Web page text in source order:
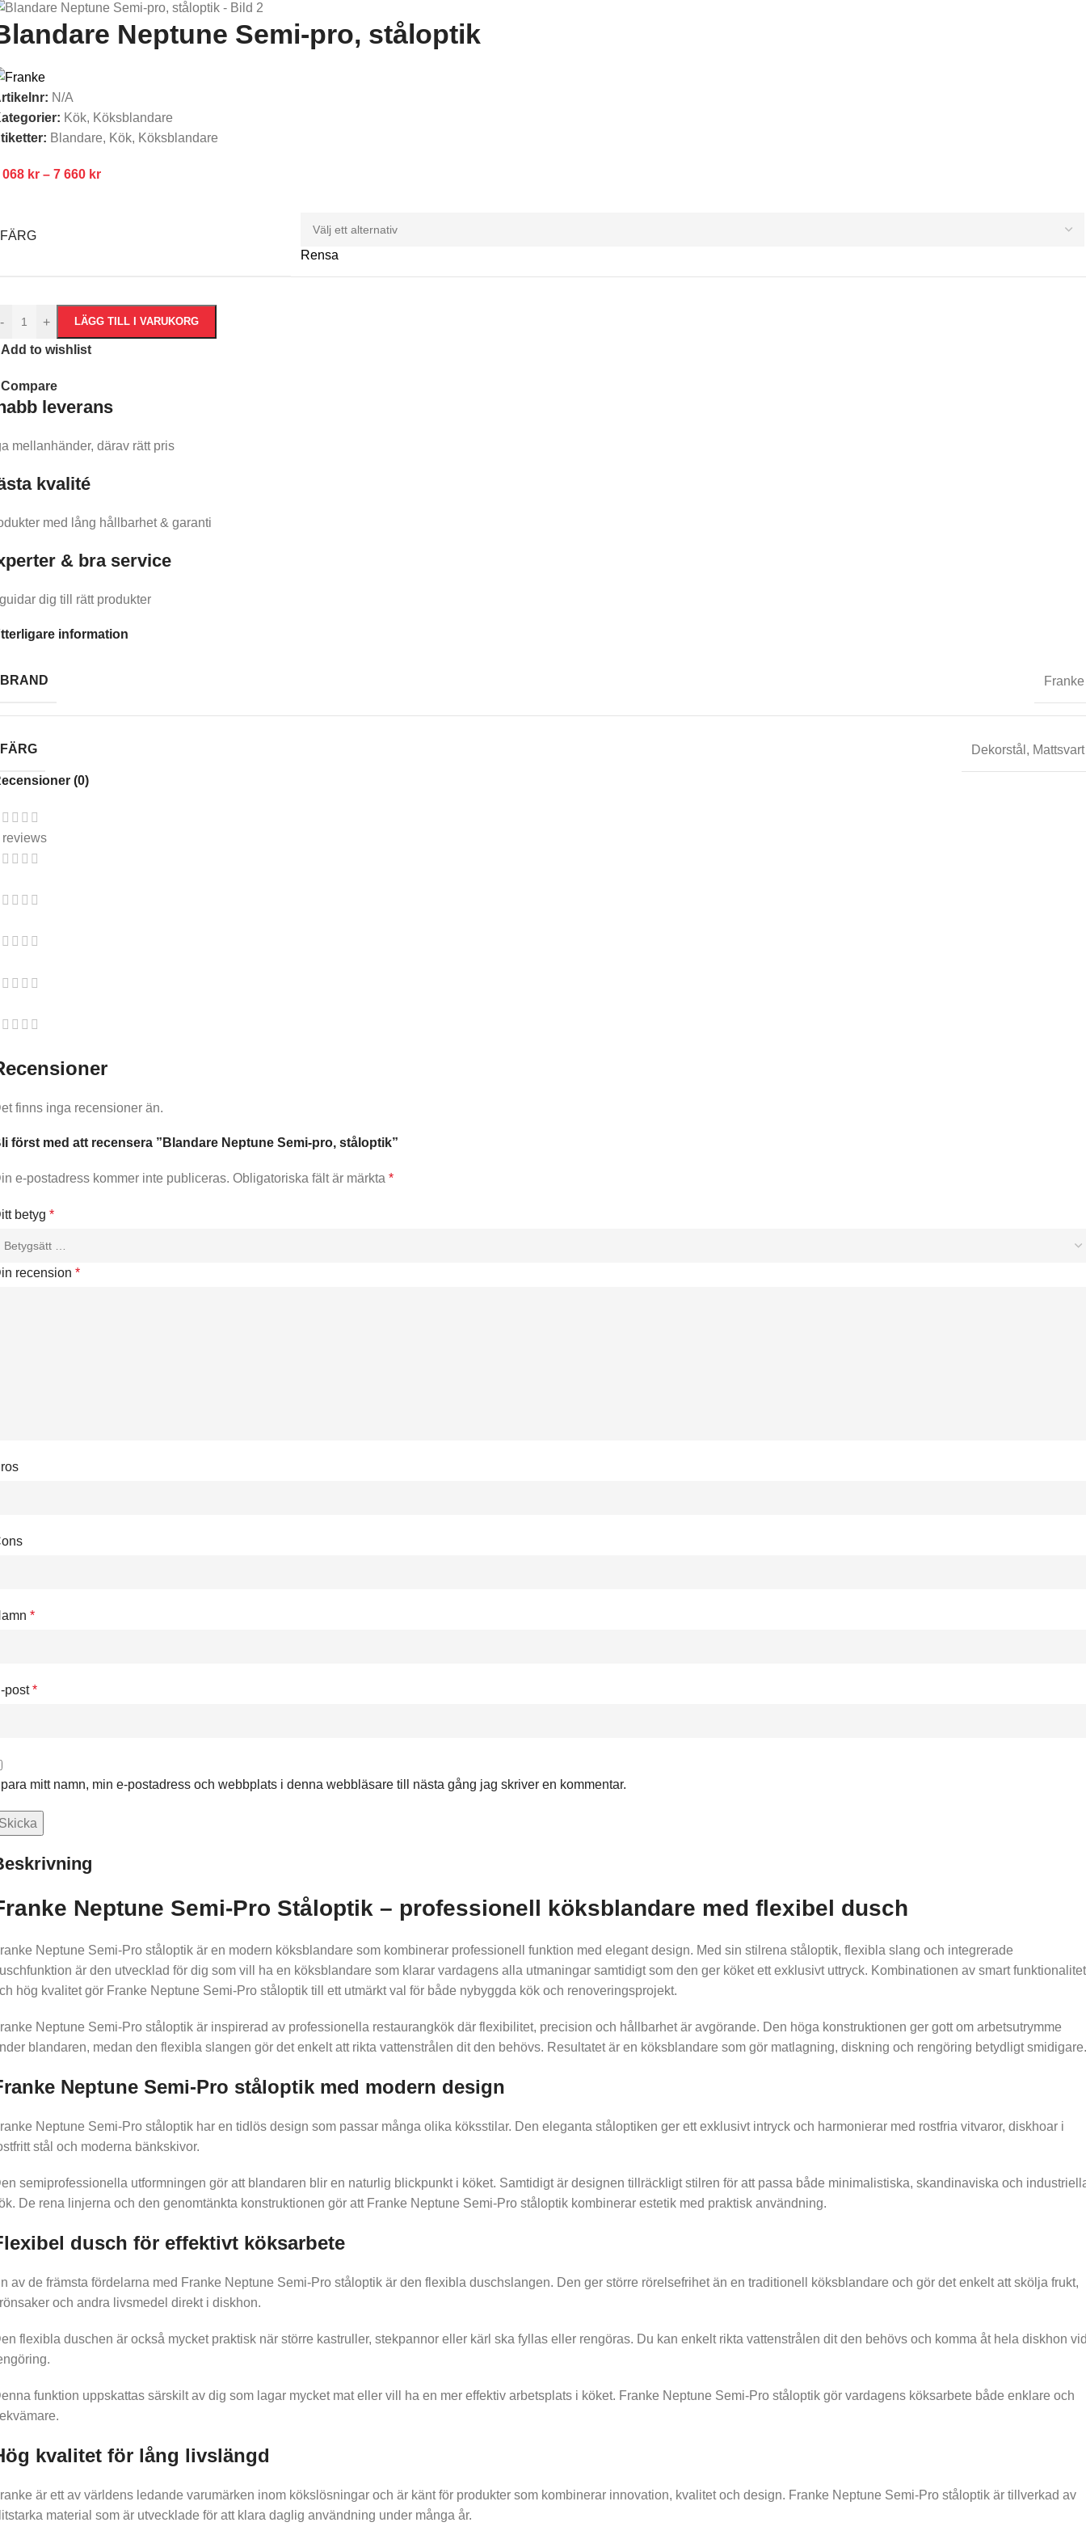
Neptune Semi-pro, ståloptik
N/A
Kök, Köksblandare
Blandare, Kök, Köksblandare
068 kr – 7 660 kr
FÄRG
Rensa
- + LÄGG TILL I VARUKORG
Add to wishlist
Compare
leverans​
mellanhänder, därav rätt pris
kvalité
med lång hållbarhet & garanti
& bra service
dig till rätt produkter
information
BRAND Franke
FÄRG Dekorstål , Mattsvart
(0)
reviews
finns inga recensioner än.
först med att recensera ”Blandare Neptune Semi-pro, ståloptik”
e-postadress kommer inte publiceras. Obligatoriska fält är märkta *
betyg *
recension *
*
post*
mitt namn, min e-postadress och webbplats i denna webbläsare till nästa gång jag skriver en kommentar.
Neptune Semi-Pro Ståloptik – professionell köksblandare med flexibel dusch
Neptune Semi-Pro ståloptik är en modern köksblandare som kombinerar professionell funktion med elegant design. Med sin stilrena ståloptik, flexibla slang och integrerade
är den utvecklad för dig som vill ha en köksblandare som klarar vardagens alla utmaningar samtidigt som den ger köket ett exklusivt uttryck. Kombinationen av smart funktionalitet
hög kvalitet gör Franke Neptune Semi-Pro ståloptik till ett utmärkt val för både nybyggda kök och renoveringsprojekt.
Neptune Semi-Pro ståloptik är inspirerad av professionella restaurangkök där flexibilitet, precision och hållbarhet är avgörande. Den höga konstruktionen ger gott om arbetsutrymme
blandaren, medan den flexibla slangen gör det enkelt att rikta vattenstrålen dit den behövs. Resultatet är en köksblandare som gör matlagning, diskning och rengöring betydligt smidigare.
Neptune Semi-Pro ståloptik med modern design
Neptune Semi-Pro ståloptik har en tidlös design som passar många olika köksstilar. Den eleganta ståloptiken ger ett exklusivt intryck och harmonierar med rostfria vitvaror, diskhoar i
stål och moderna bänkskivor.
semiprofessionella utformningen gör att blandaren blir en naturlig blickpunkt i köket. Samtidigt är designen tillräckligt stilren för att passa både minimalistiska, skandinaviska och
De rena linjerna och den genomtänkta konstruktionen gör att Franke Neptune Semi-Pro ståloptik kombinerar estetik med praktisk användning.
dusch för effektivt köksarbete
av de främsta fördelarna med Franke Neptune Semi-Pro ståloptik är den flexibla duschslangen. Den ger större rörelsefrihet än en traditionell köksblandare och gör det enkelt att skölja frukt,
och andra livsmedel direkt i diskhon.
flexibla duschen är också mycket praktisk när större kastruller, stekpannor eller kärl ska fyllas eller rengöras. Du kan enkelt rikta vattenstrålen dit den behövs och komma åt hela diskhon
funktion uppskattas särskilt av dig som lagar mycket mat eller vill ha en mer effektiv arbetsplats i köket. Franke Neptune Semi-Pro ståloptik gör vardagens köksarbete både enklare och
kvalitet för lång livslängd
är ett av världens ledande varumärken inom kökslösningar och är känt för produkter som kombinerar innovation, kvalitet och design. Franke Neptune Semi-Pro ståloptik är tillverkad av
material som är utvecklade för att klara daglig användning under många år.